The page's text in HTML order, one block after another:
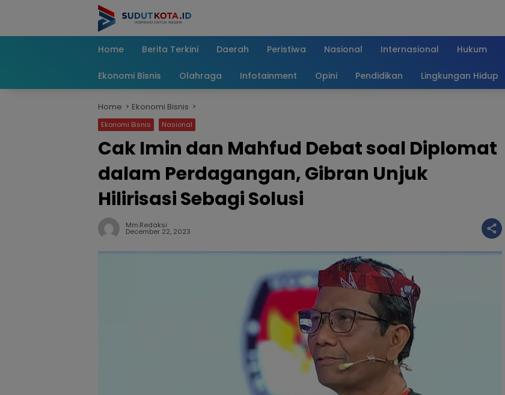
Home
Berita Terkini Daerah Peristiwa Nasional Internasional Hukum
Ekonomi Bisnis Olahraga Infotainment Opini Pendidikan Lingkungan Hidup
Home Ekonomi Bisnis
Ekonomi Bisnis Nasional
Cak Imin dan Mahfud Debat soal Diplomat
dalam Perdagangan, Gibran Unjuk
Hilirisasi Sebagi Solusi
Mm.redaksi
December 22, 2023